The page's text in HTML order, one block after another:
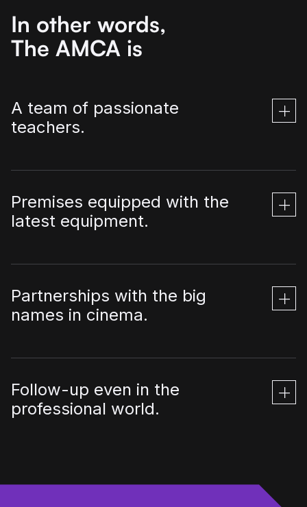
In other words,
The AMCA is
A team of passionate
teachers.
Premises equipped with the
latest equipment.
Partnerships with the big
names in cinema.
Follow-up even in the
professional world.